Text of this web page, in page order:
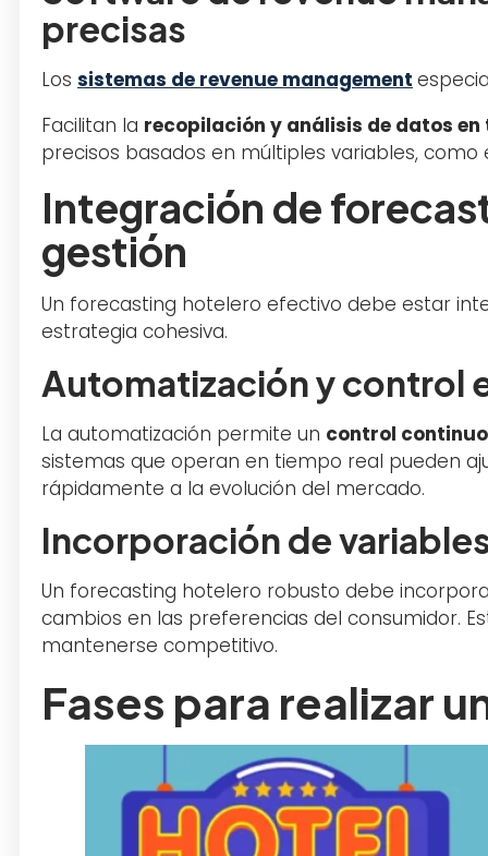
precisas
Los sistemas de revenue management
Facilitan la recopilación y análisis de datos en
precisos basados en múltiples variables,
Integración de
gestión
Un forecasting hotelero efectivo debe estar
estrategia cohesiva.
Automatización y control
La automatización permite un control
sistemas que operan en tiempo real pueden
rápidamente a la evolución del mercado.
Incorporación de
Un forecasting hotelero robusto debe
cambios en las preferencias del consumidor.
mantenerse competitivo.
Fases para realizar